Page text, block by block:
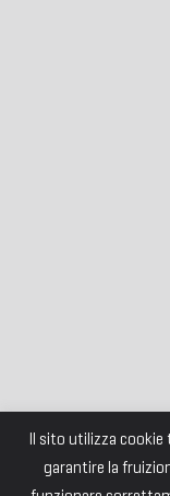
Il sito utilizza
garantire la